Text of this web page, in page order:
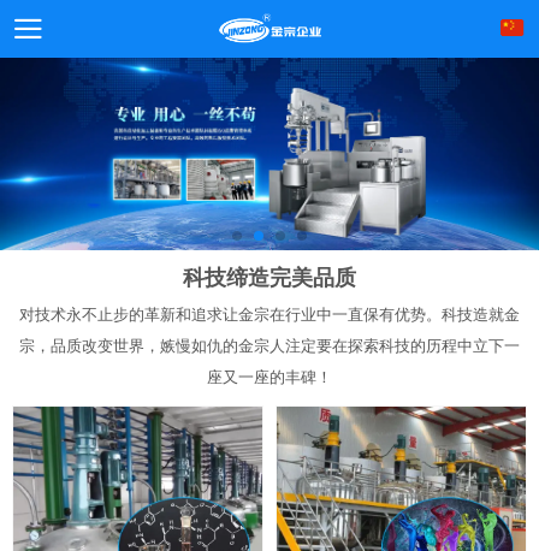
科技缔造完美品质
对技术永不止步的革新和追求让金宗在行业中一直保有优势。科技造就金
宗，品质改变世界，嫉慢如仇的金宗人注定要在探索科技的历程中立下一
座又一座的丰碑！